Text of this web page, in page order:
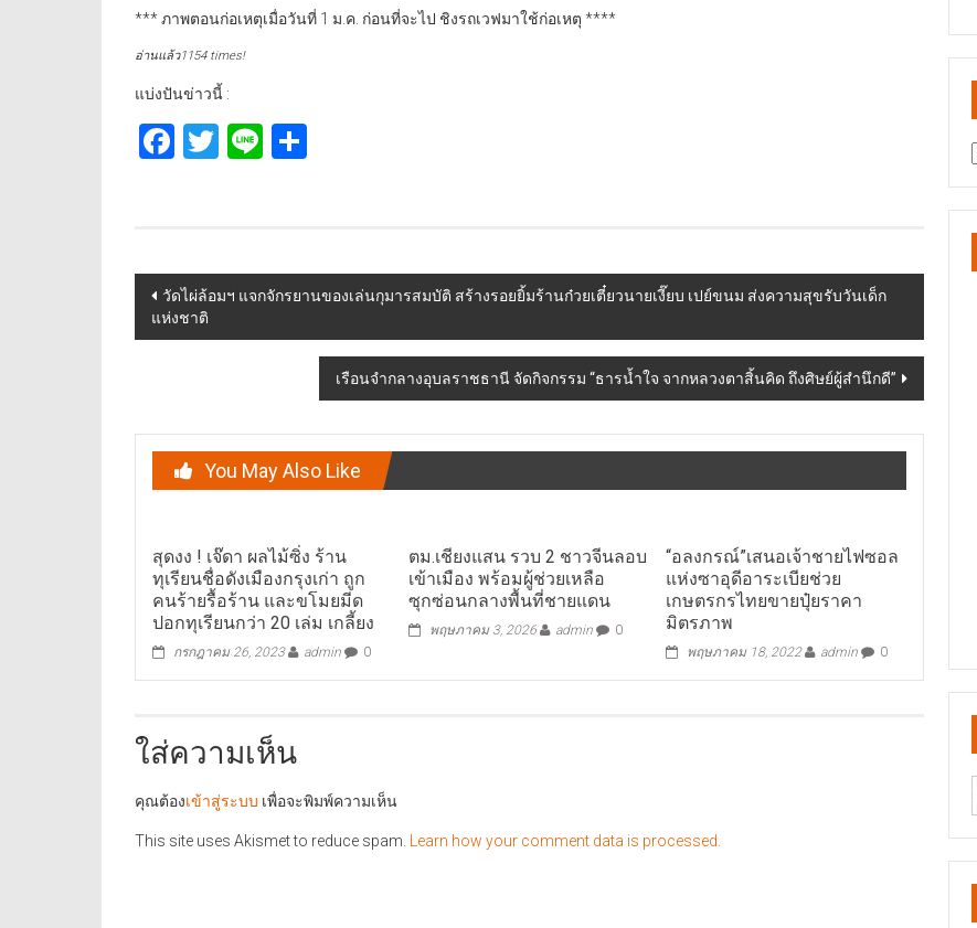
*** ภาพตอนก่อเหตุเมื่อวันที่ 1 ม.ค. ก่อนที่จะไป ชิงรถเวฟมาใช้ก่อเหตุ ****
อ่านแล้ว1154 times!
แบ่งปันข่าวนี้ :
Facebook
Twitter
Line
Post
navigation
วัดไผ่ล้อมฯ แจกจักรยานของเล่นกุมารสมบัติ สร้างรอยยิ้มร้านก๋วยเตี๋ยวนายเงี๊ยบ เปย์ขนม ส่งความสุขรับวันเด็ก
แห่งชาติ
เรือนจำกลางอุบลราชธานี จัดกิจกรรม “ธารน้ำใจ จากหลวงตาสิ้นคิด ถึงศิษย์ผู้สำนึกดี”
You May Also Like
สุดงง ! เจ๊ดา ผลไม้ซิ่ง ร้าน
ทุเรียนชื่อดังเมืองกรุงเก่า ถูก
คนร้ายรื้อร้าน และขโมยมีด
ปอกทุเรียนกว่า 20 เล่ม เกลี้ยง
กรกฎาคม 26, 2023 admin 0
ตม.เชียงแสน รวบ 2 ชาวจีนลอบ
เข้าเมือง พร้อมผู้ช่วยเหลือ
ซุกซ่อนกลางพื้นที่ชายแดน
พฤษภาคม 3, 2026 admin 0
“อลงกรณ์”เสนอเจ้าชายไฟซอล
แห่งซาอุดีอาระเบียช่วย
เกษตรกรไทยขายปุ๋ยราคา
มิตรภาพ
พฤษภาคม 18, 2022 admin 0
ใส่ความเห็น
คุณต้องเข้าสู่ระบบ เพื่อจะพิมพ์ความเห็น
This site uses Akismet to reduce spam. Learn how your comment data is processed.